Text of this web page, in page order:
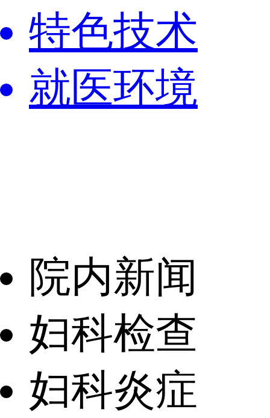
特色技术
就医环境
院内新闻
妇科检查
妇科炎症